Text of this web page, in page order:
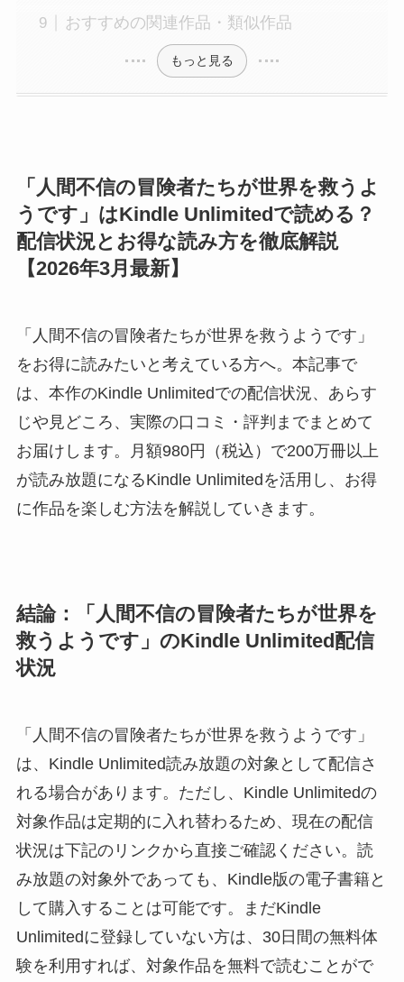
おすすめの関連作品・類似作品
もっと見る
「人間不信の冒険者たちが世界を救うよ
うです」はKindle Unlimitedで読める？
配信状況とお得な読み方を徹底解説
【2026年3月最新】
「人間不信の冒険者たちが世界を救うようです」
をお得に読みたいと考えている方へ。本記事で
は、本作のKindle Unlimitedでの配信状況、あらす
じや見どころ、実際の口コミ・評判までまとめて
お届けします。月額980円（税込）で200万冊以上
が読み放題になるKindle Unlimitedを活用し、お得
に作品を楽しむ方法を解説していきます。
結論：「人間不信の冒険者たちが世界を
救うようです」のKindle Unlimited配信
状況
「人間不信の冒険者たちが世界を救うようです」
は、Kindle Unlimited読み放題の対象として配信さ
れる場合があります。ただし、Kindle Unlimitedの
対象作品は定期的に入れ替わるため、現在の配信
状況は下記のリンクから直接ご確認ください。読
み放題の対象外であっても、Kindle版の電子書籍と
して購入することは可能です。まだKindle
Unlimitedに登録していない方は、30日間の無料体
験を利用すれば、対象作品を無料で読むことがで